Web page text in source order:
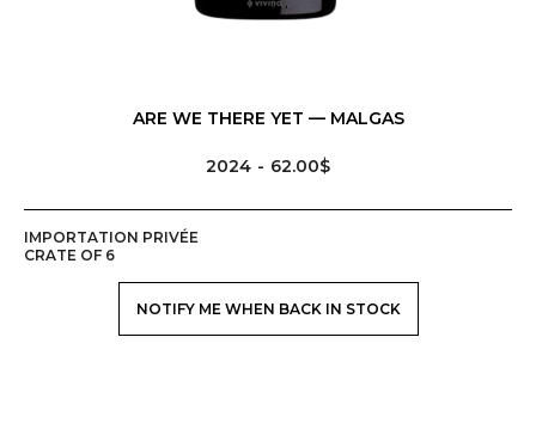
ARE WE THERE YET — MALGAS
2024 62.00$
IMPORTATION PRIVÉE
CRATE OF 6
NOTIFY ME WHEN BACK IN STOCK